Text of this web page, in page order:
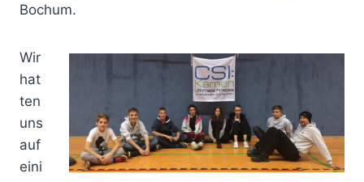
Bochum.
Wir
hat
ten
uns
auf
eini